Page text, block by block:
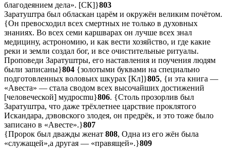
благодеянием дела». [СК]}803
Заратуштра был обласкан царём и окружён великим почётом.
{Он превосходил всех смертных не только в духовных
знаниях. Во всех семи каршварах он лучше всех знал
медицину, астрономию, и как вести хозяйство, и где какие
реки и земли создал бог, и все очистительные ритуалы.
Проповеди Заратуштры, его наставления и поучения людям
были записаны}804 {золотыми буквами на специально
подготовленных воловьих шкурах [Кл]}805, {и эта книга —
«Авеста» — стала сводом всех высочайших достижений
[человеческой] мудроcmu}806. {Столь прозорлив был
Заратуштра, что даже трёхлетнее царствие проклятого
Искандара, дэвовского злодея, он предрёк, и это тоже было
записано в «Авесте».}807
{Пророк был дважды женат 808, Одна из его жён была
«служащей»,а другая — «правящей».}809